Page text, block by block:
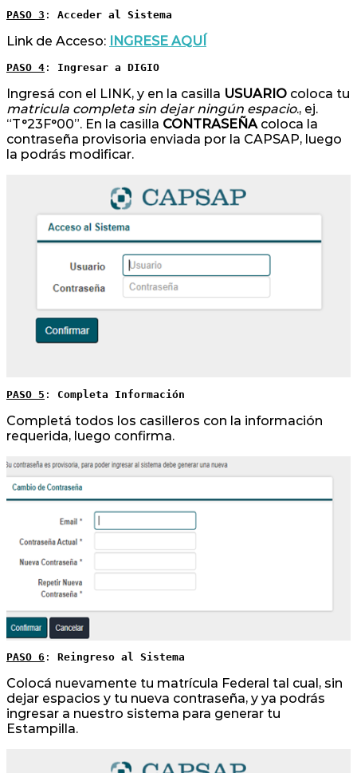
PASO 3 : Acceder al Sistema
Link de Acceso: INGRESE AQUÍ
PASO 4 : Ingresar a DIGIO
Ingresá con el LINK, y en la casilla USUARIO coloca tu
matricula completa sin dejar ningún espacio., ej.
“T°23F°00”. En la casilla CONTRASEÑAcoloca la
contraseña provisoria enviada por la CAPSAP, luego
la podrás modificar.
PASO 5 : Completa Información
Completá todos los casilleros con la información
requerida, luego confirma.
PASO 6 : Reingreso al Sistema
Colocá nuevamente tu matrícula Federal tal cual, sin
dejar espacios y tu nueva contraseña, y ya podrás
ingresar a nuestro sistema para generar tu
Estampilla.